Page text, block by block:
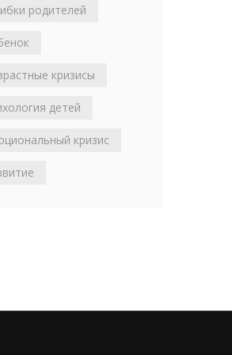
родителей
кризисы
детей
кризис